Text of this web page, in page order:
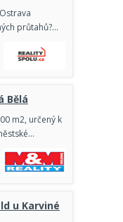
průtahů?…
Bělá
m2, určený k
u Karviné